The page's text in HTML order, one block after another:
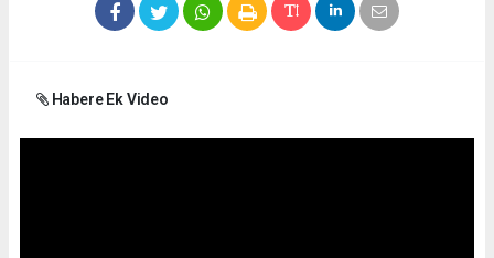
Habere Ek Video